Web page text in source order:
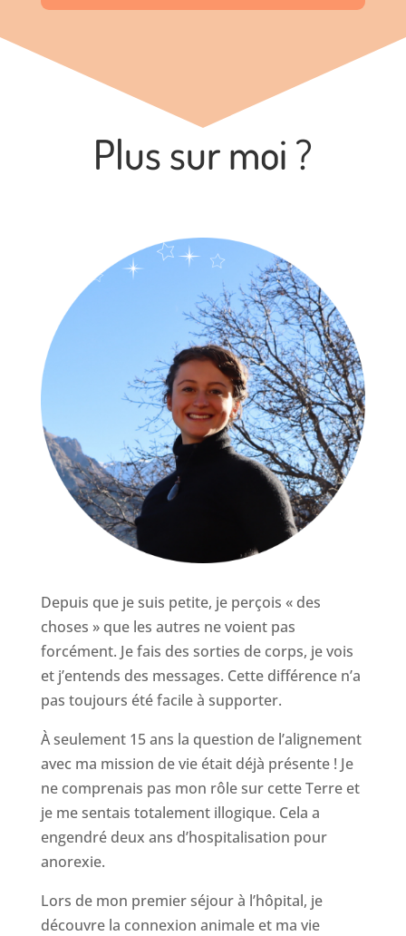
Plus sur moi ?
Depuis que je suis petite, je perçois « des
choses » que les autres ne voient pas
forcément. Je fais des sorties de corps, je vois
et j’entends des messages. Cette différence n’a
pas toujours été facile à supporter.
À seulement 15 ans la question de l’alignement
avec ma mission de vie était déjà présente ! Je
ne comprenais pas mon rôle sur cette Terre et
je me sentais totalement illogique. Cela a
engendré deux ans d’hospitalisation pour
anorexie.
Lors de mon premier séjour à l’hôpital, je
découvre la connexion animale et ma vie